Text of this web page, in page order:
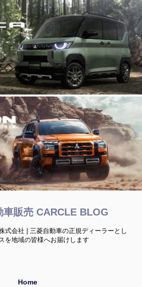
車販売 CARCLE BLOG
式会社 | 三菱自動車の正規ディーラーとし
を地域の皆様へお届けします
Home